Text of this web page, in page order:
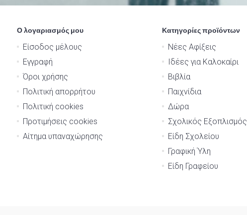
Ο λογαριασμός μου
Είσοδος μέλους
Εγγραφή
Όροι χρήσης
Πολιτική απορρήτου
Πολιτική cookies
Προτιμήσεις cookies
Αίτημα υπαναχώρησης
Κατηγορίες προϊόντων
Νέες Αφίξεις
Ιδέες για Καλοκαίρι
Βιβλία
Παιχνίδια
Δώρα
Σχολικός Εξοπλισμός
Είδη Σχολείου
Γραφική Ύλη
Είδη Γραφείου